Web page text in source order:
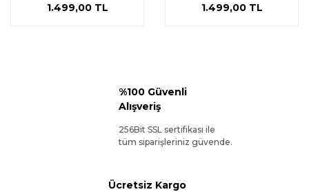
1.499,00 TL 1.499,00 TL
%100 Güvenli
Alışveriş
256Bit SSL sertifikası ile
tüm siparişleriniz güvende.
Ücretsiz Kargo